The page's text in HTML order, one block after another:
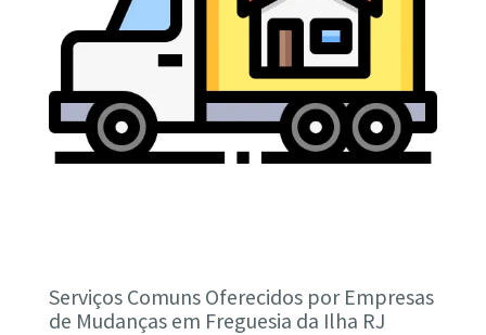
Serviços Comuns Oferecidos por Empresas
de Mudanças em Freguesia da Ilha RJ